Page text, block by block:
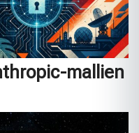
mallien